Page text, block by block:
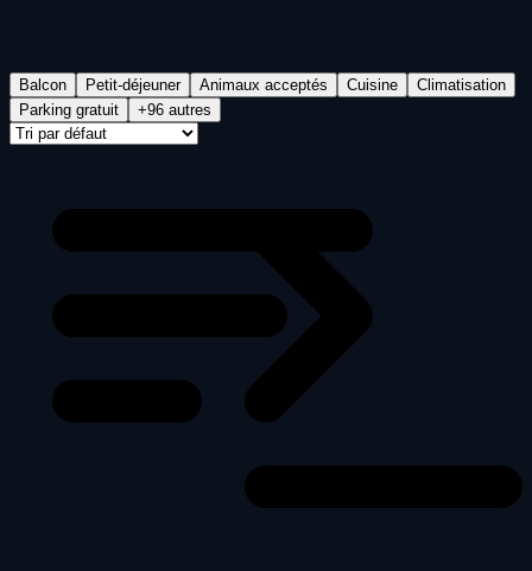
Balcon Petit-déjeuner Animaux acceptés Cuisine
Climatisation
Parking gratuit
+96 autres